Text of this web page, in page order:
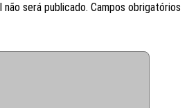
será publicado. Campos obrigatórios